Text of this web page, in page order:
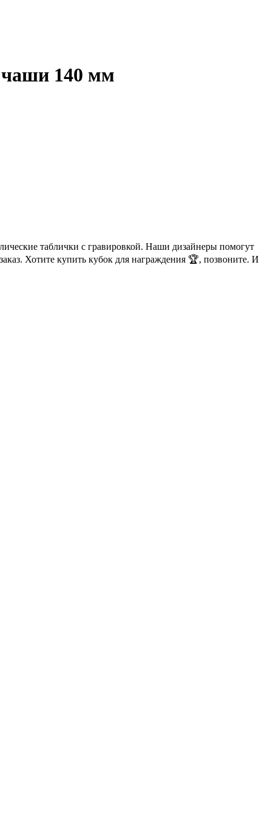
чаши 140 мм
таблички с гравировкой. Наши дизайнеры помогут
Хотите купить кубок для награждения 🏆, позвоните. И